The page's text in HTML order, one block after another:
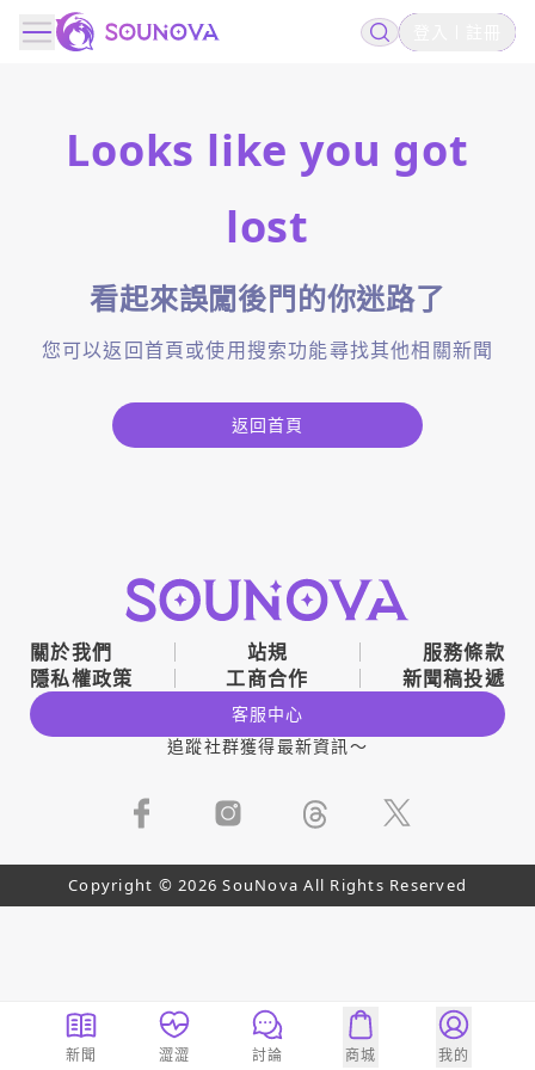
Looks like you got
lost
看起來誤闖後門的你迷路了
您可以返回首頁或使用搜索功能尋找其他相關新聞
返回首頁
關於我們 站規
服務條款
隱私權政策
工商合作 新聞稿投遞
客服中心
追蹤社群獲得最新資訊～
Copyright © 2026 SouNova All Rights Reserved
新聞 澀澀 討論 商城 我的